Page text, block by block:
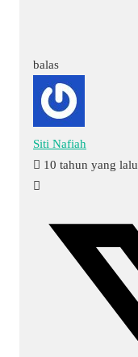
balas
Siti Nafiah
10 tahun yang lalu